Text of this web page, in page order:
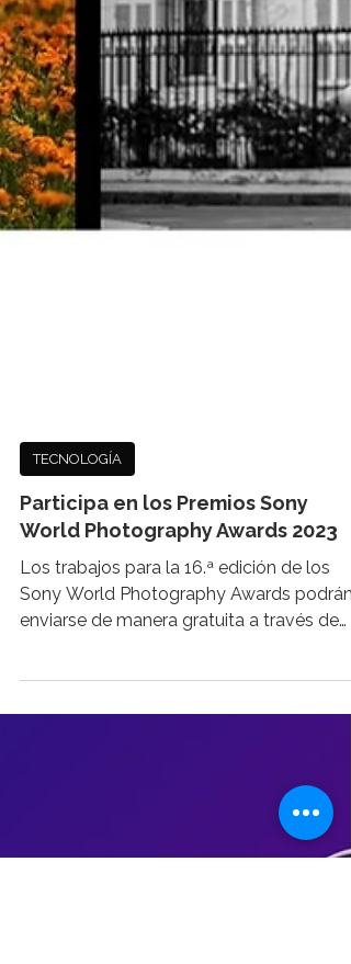
TECNOLOGÍA
Participa en los Premios Sony
World Photography Awards 2023
enviarse de manera gratuita a través de